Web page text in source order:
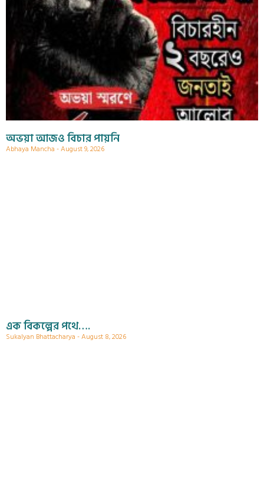
অভয়া আজও বিচার পায়নি
Abhaya Mancha August 9, 2026
এক বিকল্পের পথে….
Sukalyan Bhattacharya August 8, 2026